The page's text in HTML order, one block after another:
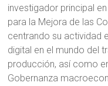
investigador principal
para la Mejora de las
centrando su actividad
digital en el mundo del
producción, así como
Gobernanza